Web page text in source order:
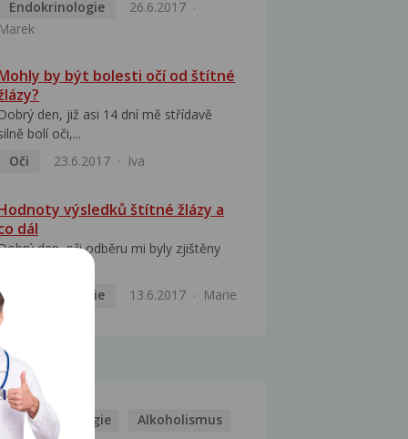
Endokrinologie
26.6.2017
Marek
by být bolesti očí od štítné
Dobrý den, již asi 14 dní mě střídavě
bolí oči,...
Oči
23.6.2017 Iva
výsledků štítné žlázy a
dál
den, při odběru mi byly zjištěny
Endokrinologie
13.6.2017 Marie
Kašel Alergie Alkoholismus